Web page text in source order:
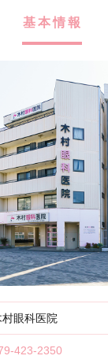
基本情報
村眼科医院
423-2350